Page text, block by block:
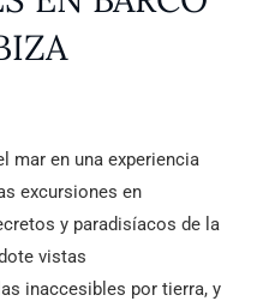
mar en una experiencia
excursiones en
y paradisíacos de la
vistas
inaccesibles por tierra, y